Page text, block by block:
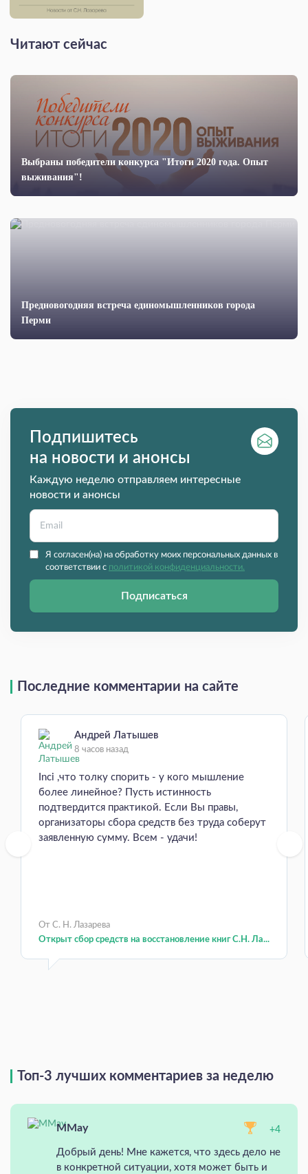
Читают сейчас
Выбраны победители конкурса "Итоги 2020 года. Опыт
выживания"!
Предновогодняя встреча единомышленников города
Перми
Подпишитесь
на новости и анонсы
Каждую неделю отправляем интересные
новости и анонсы
Я согласен(на) на обработку моих персональных данных в
соответствии с политикой конфиденциальности.
Подписаться
Последние комментарии на сайте
Андрей Латышев
8 часов назад
Inci ,что толку спорить - у кого мышление
более линейное? Пусть истинность
подтвердится практикой. Если Вы правы,
организаторы сбора средств без труда соберут
заявленную сумму. Всем - удачи!
От С. Н. Лазарева
Открыт сбор средств на восстановление книг С.Н. Ла...
Топ-3 лучших комментариев за неделю
MMay +4
Добрый день! Мне кажется, что здесь дело не
в конкретной ситуации, хотя может быть и